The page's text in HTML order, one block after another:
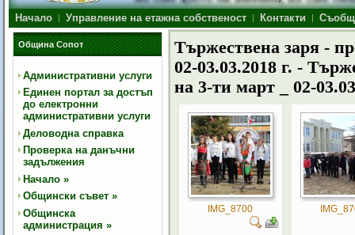
Начало Управление на етажна собственост Контакти
Община Сопот
Административни услуги
Единен портал за достъп
до електронни
административни услуги
Деловодна справка
Проверка на данъчни
задължения
Начало »
Общински съвет »
Общинска
администрация »
Тържествена заря -
02-03.03.2018 г. -
на 3-ти март _ 02-
IMG_8700